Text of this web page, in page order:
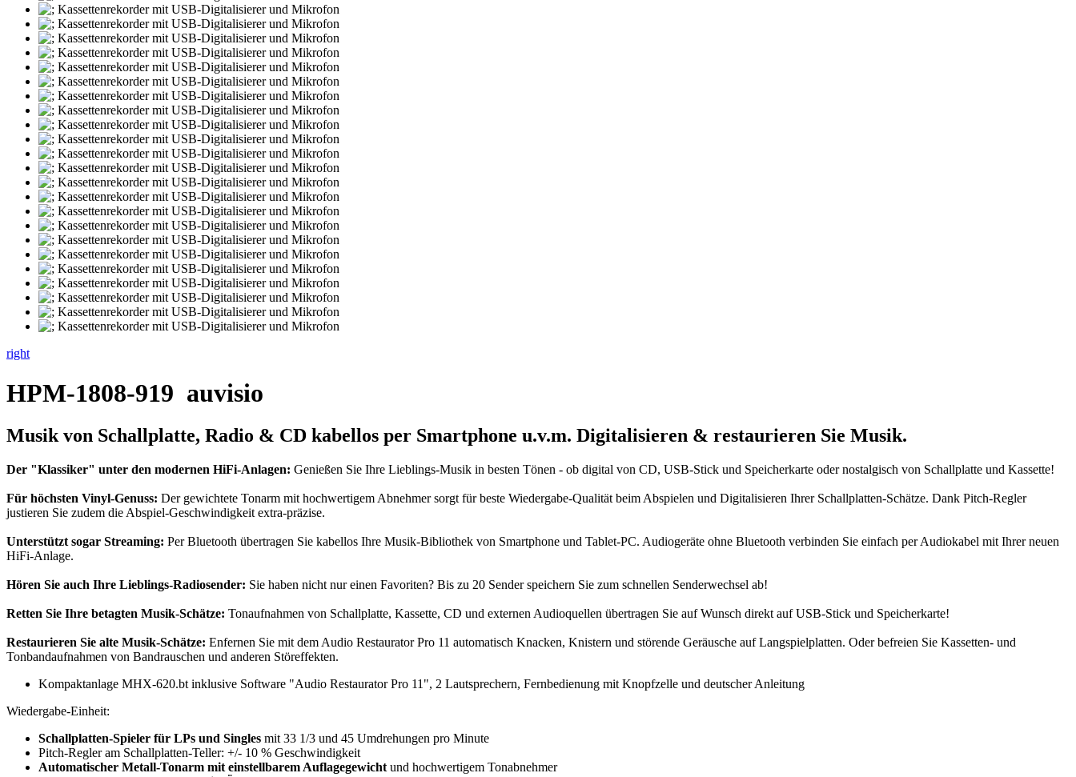
right
HPM-1808-919 auvisio
Musik von Schallplatte, Radio & CD kabellos per Smartphone u.v.m. Digitalisieren & restaurieren Sie Musik.
Der "Klassiker" unter den modernen HiFi-Anlagen: Genießen Sie Ihre Lieblings-Musik in besten Tönen - ob digital von CD, USB-Stick und Speicherkarte oder nostalgisch von Schallplatte und Kassette!
Für höchsten Vinyl-Genuss: Der gewichtete Tonarm mit hochwertigem Abnehmer sorgt für beste Wiedergabe-Qualität beim Abspielen und Digitalisieren Ihrer Schallplatten-Schätze. Dank Pitch-Regler
justieren Sie zudem die Abspiel-Geschwindigkeit extra-präzise.
Unterstützt sogar Streaming: Per Bluetooth übertragen Sie kabellos Ihre Musik-Bibliothek von Smartphone und Tablet-PC. Audiogeräte ohne Bluetooth verbinden Sie einfach per Audiokabel mit Ihrer neuen
HiFi-Anlage.
Hören Sie auch Ihre Lieblings-Radiosender: Sie haben nicht nur einen Favoriten? Bis zu 20 Sender speichern Sie zum schnellen Senderwechsel ab!
Retten Sie Ihre betagten Musik-Schätze: Tonaufnahmen von Schallplatte, Kassette, CD und externen Audioquellen übertragen Sie auf Wunsch direkt auf USB-Stick und Speicherkarte!
Restaurieren Sie alte Musik-Schätze: Enfernen Sie mit dem Audio Restaurator Pro 11 automatisch Knacken, Knistern und störende Geräusche auf Langspielplatten. Oder befreien Sie Kassetten- und
Tonbandaufnahmen von Bandrauschen und anderen Störeffekten.
Kompaktanlage MHX-620.bt inklusive Software "Audio Restaurator Pro 11", 2 Lautsprechern, Fernbedienung mit Knopfzelle und deutscher Anleitung
Wiedergabe-Einheit:
Schallplatten-Spieler für LPs und Singles mit 33 1/3 und 45 Umdrehungen pro Minute
Pitch-Regler am Schallplatten-Teller: +/- 10 % Geschwindigkeit
Automatischer Metall-Tonarm mit einstellbarem Auflagegewicht und hochwertigem Tonabnehmer